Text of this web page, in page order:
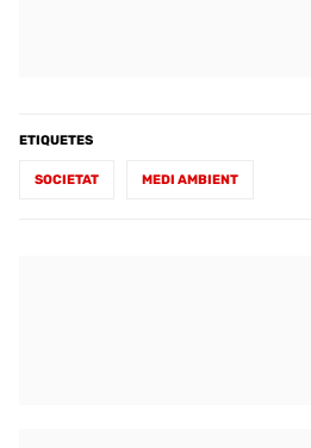
ETIQUETES
SOCIETAT MEDI AMBIENT